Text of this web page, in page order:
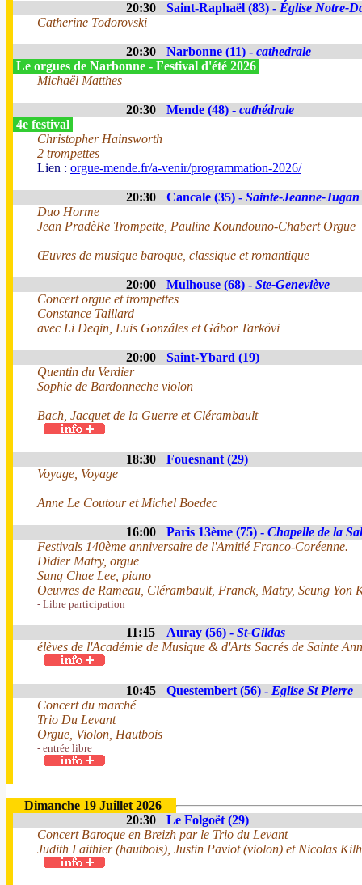
20:30 Saint-Raphaël (83) - Église Notre-
Catherine Todorovski
20:30 Narbonne (11) - cathedrale
Le orgues de Narbonne - Festival d'été 2026
Michaël Matthes
20:30 Mende (48) - cathédrale
4e festival
Christopher Hainsworth
2 trompettes
Lien : orgue-mende.fr/a-venir/programmation-2026/
20:30 Cancale (35) - Sainte-Jeanne-Jugan
Duo Horme
Jean PradèRe Trompette, Pauline Koundouno-Chabert Orgue
Œuvres de musique baroque, classique et romantique
20:00 Mulhouse (68) - Ste-Geneviève
Concert orgue et trompettes
Constance Taillard
avec Li Deqin, Luis Gonzáles et Gábor Tarkövi
20:00
Saint-Ybard (19)
Quentin du Verdier
Sophie de Bardonneche violon
Bach, Jacquet de la Guerre et Clérambault
18:30
Fouesnant (29)
Voyage, Voyage
Anne Le Coutour et Michel Boedec
16:00 Paris 13ème (75) - Chapelle de la
Festivals 140ème anniversaire de l'Amitié Franco-Coréenne.
Didier Matry, orgue
Sung Chae Lee, piano
Oeuvres de Rameau, Clérambault, Franck, Matry, Seung Yon
- Libre participation
11:15 Auray (56) - St-Gildas
élèves de l'Académie de Musique & d'Arts Sacrés de Sainte
10:45 Questembert (56) - Eglise St Pierre
Concert du marché
Trio Du Levant
Orgue, Violon, Hautbois
- entrée libre
Dimanche 19 Juillet 2026
20:30
Le Folgoët (29)
Concert Baroque en Breizh par le Trio du Levant
Judith Laithier (hautbois), Justin Paviot (violon) et Nicolas